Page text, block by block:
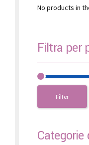
No products in
Filtra per
Filter